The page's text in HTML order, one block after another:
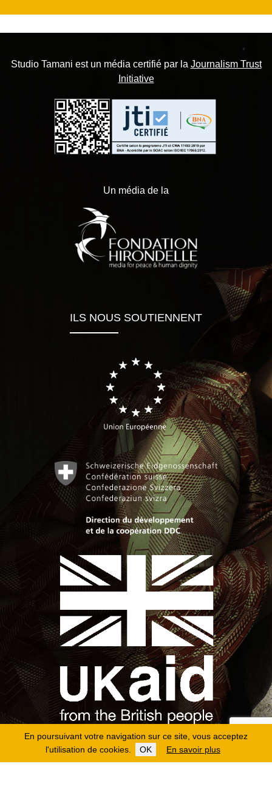
En poursuivant votre navigation sur ce site, vous acceptez
l'utilisation de cookies.
OK En savoir plus
Studio Tamani est un média certifié par la Journalism Trust
Initiative
Un média de la
ILS NOUS SOUTIENNENT